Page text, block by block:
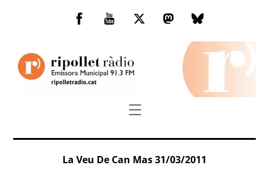
Facebook
You
TwitterMastodonBluesky
Menu
La Veu De Can Mas 31/03/2011